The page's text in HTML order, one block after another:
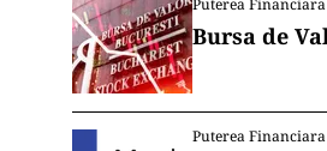
Puterea Financiara
Bursa de
Puterea Financiara